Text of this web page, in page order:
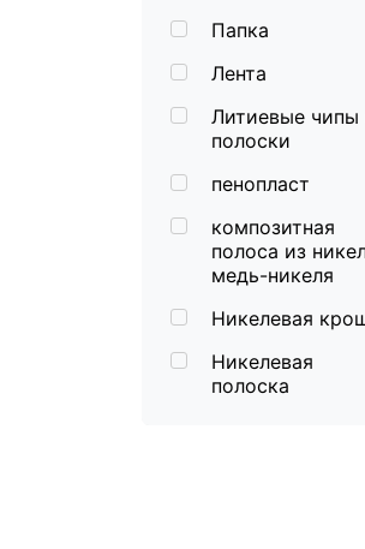
Папка
Лента
Литиевые чипы
полоски
пенопласт
композитная
полоса из
медь-никеля
Никелевая
Никелевая
полоска